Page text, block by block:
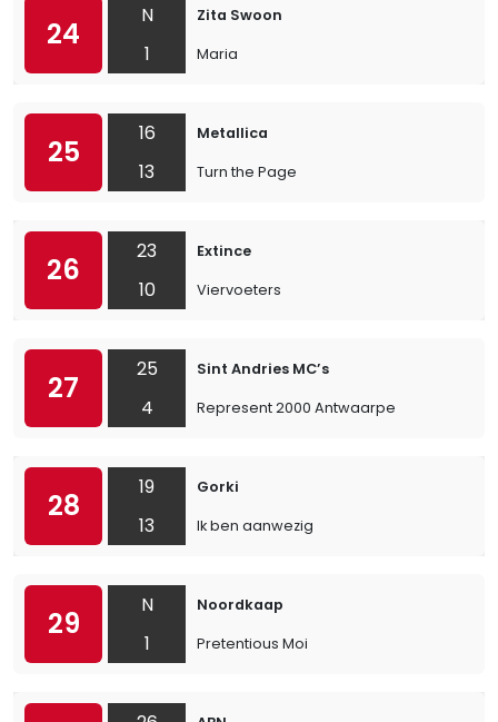
24
N
1
Zita Swoon
Maria
25
16
13
Metallica
Turn the Page
26
23
10
Extince
Viervoeters
27
25
4
Sint Andries MC’s
Represent 2000 Antwaarpe
28
19
13
Gorki
Ik ben aanwezig
29
N
1
Noordkaap
Pretentious Moi